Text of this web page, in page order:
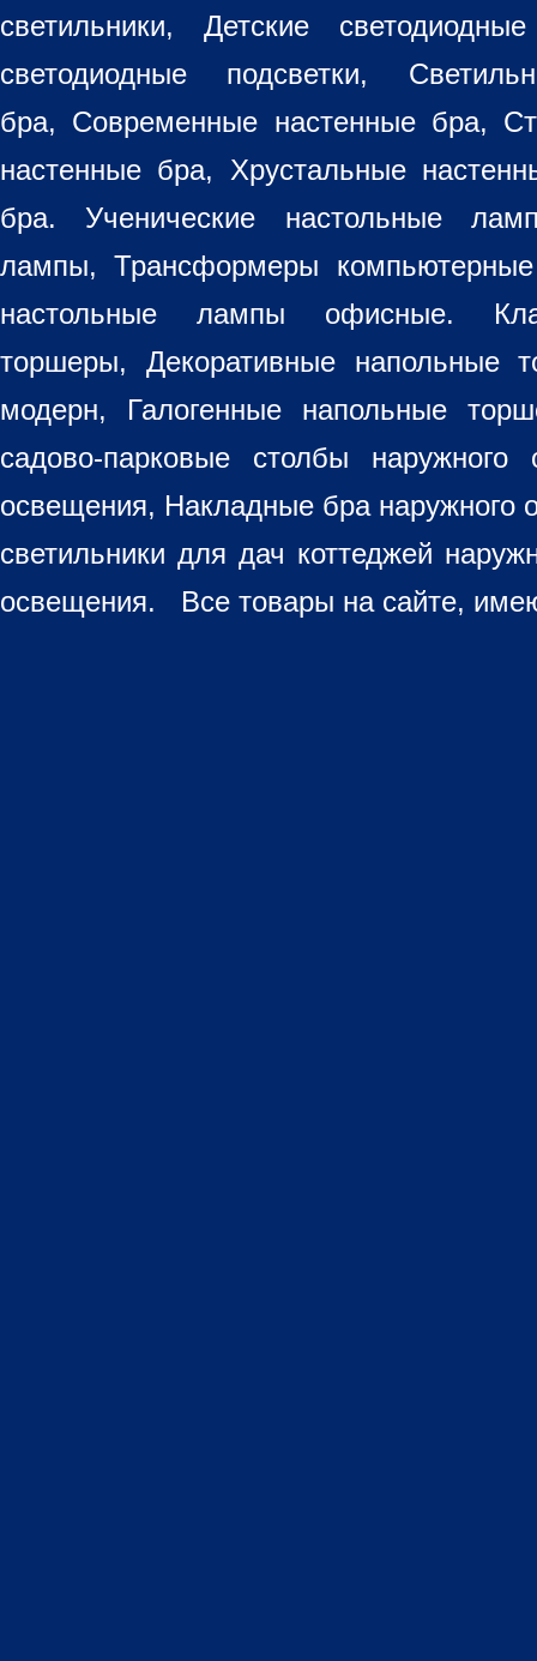
светильники, Детские
светодиодные подсветки,
бра, Современные настенные бра,
настенные бра, Хрустальные
бра. Ученические настольные
лампы, Трансформеры
настольные лампы офисные.
торшеры, Декоративные напольные
модерн, Галогенные напольные
садово-парковые столбы
освещения, Накладные бра наружного
светильники для дач коттеджей
освещения. Все товары на сайте,